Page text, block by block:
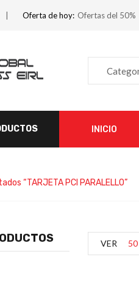
Oferta de hoy: Ofertas del 50%
INICIO
“TARJETA PCI PARALELLO”
VER 50